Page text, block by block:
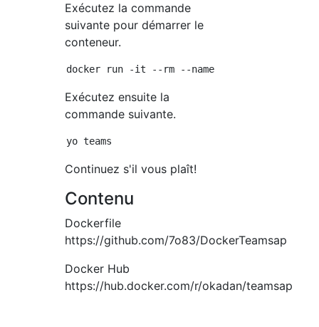
Exécutez la commande
suivante pour démarrer le
conteneur.
Exécutez ensuite la
commande suivante.
Continuez s'il vous plaît!
Contenu
Dockerfile
https://github.com/7o83/DockerTeamsap
Docker Hub
https://hub.docker.com/r/okadan/teamsap